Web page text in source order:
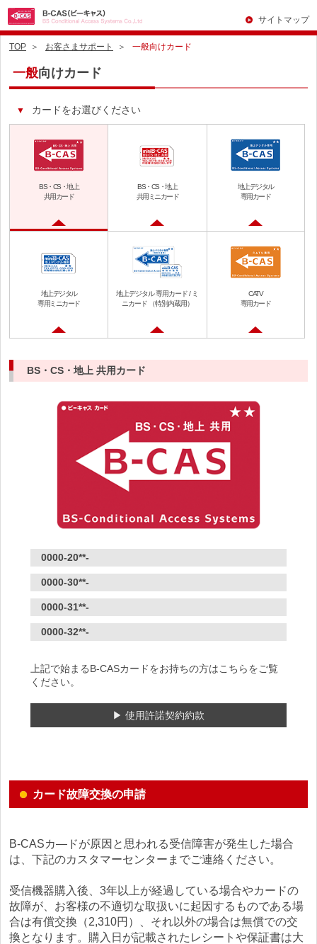
サイトマップ
TOP お客さまサポート 一般向けカード
一般向けカード
カードをお選びください
BS・CS・地上
共用カード
BS・CS・地上
共用ミニカード
地上デジタル
専用カード
地上デジタル
専用ミニカード
地上デジタル専用カード / ミ
ニカード（特別内蔵用）
CATV
専用カード
BS・CS・地上 共用カード
0000-20**-
0000-30**-
0000-31**-
0000-32**-
上記で始まるB-CASカードをお持ちの方はこちらをご覧
ください。
▶ 使用許諾契約約款
カード故障交換の申請
B-CASカ―ドが原因と思われる受信障害が発生した場合
は、下記のカスタマーセンターまでご連絡ください。
受信機器購入後、3年以上が経過している場合やカードの
故障が、お客様の不適切な取扱いに起因するものである場
合は有償交換（2,310円）、それ以外の場合は無償での交
換となります。購入日が記載されたレシートや保証書は大